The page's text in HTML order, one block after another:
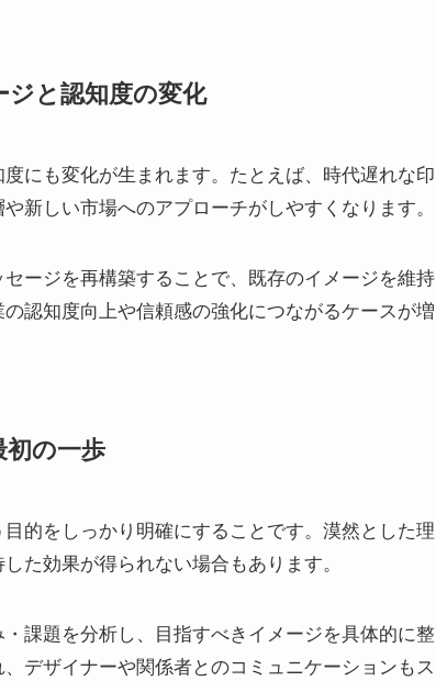
と認知度の変化
にも変化が生まれます。たとえば、時代遅れな印
新しい市場へのアプローチがしやすくなります。
ージを再構築することで、既存のイメージを維持
認知度向上や信頼感の強化につながるケースが増
の一歩
的をしっかり明確にすることです。漠然とした理
た効果が得られない場合もあります。
課題を分析し、目指すべきイメージを具体的に整
デザイナーや関係者とのコミュニケーションもス